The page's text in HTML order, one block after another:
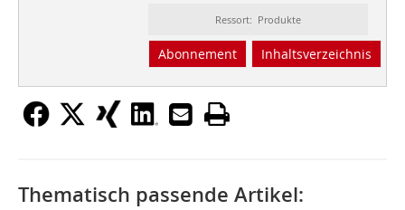
Ressort: Produkte
Abonnement Inhaltsverzeichnis
Thematisch passende Artikel: